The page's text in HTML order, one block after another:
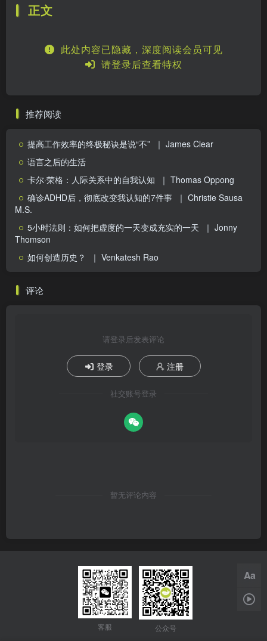
正文
此处内容已隐藏，深度阅读会员可见
请登录后查看特权
推荐阅读
提高工作效率的终极秘诀是说“不” ｜ James Clear
语言之后的生活
卡尔·荣格：人际关系中的自我认知 ｜ Thomas Oppong
确诊ADHD后，彻底改变我认知的7件事 ｜ Christie Sausa
M.S.
5小时法则：如何把虚度的一天变成充实的一天 ｜ Jonny
Thomson
如何创造历史？
｜ Venkatesh Rao
评论
请登录后发表评论
登录 注册
社交账号登录
暂无评论内容
客服 公众号
Aa